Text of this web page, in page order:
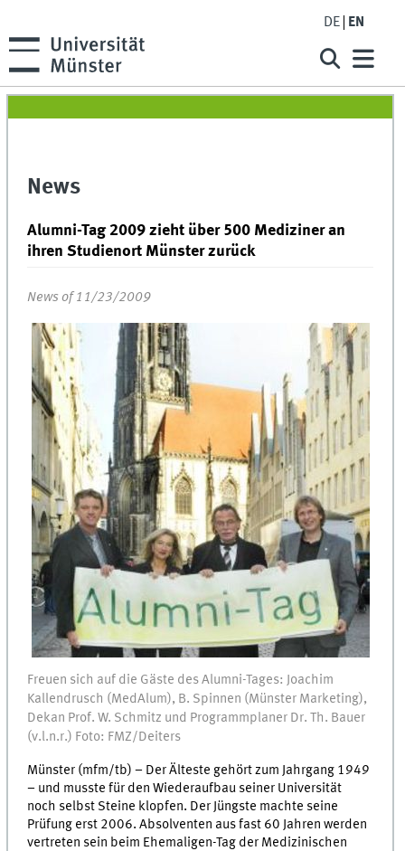
DE EN
News
Alumni-Tag 2009 zieht über 500 Mediziner an
ihren Studienort Münster zurück
News of 11/23/2009
Freuen sich auf die Gäste des Alumni-Tages: Joachim
Kallendrusch (MedAlum), B. Spinnen (Münster Marketing),
Dekan Prof. W. Schmitz und Programmplaner Dr. Th. Bauer
(v.l.n.r.) Foto: FMZ/Deiters
Münster (mfm/tb) – Der Älteste gehört zum Jahrgang 1949
– und musste für den Wiederaufbau seiner Universität
noch selbst Steine klopfen. Der Jüngste machte seine
Prüfung erst 2006. Absolventen aus fast 60 Jahren werden
vertreten sein beim Ehemaligen-Tag der Medizinischen